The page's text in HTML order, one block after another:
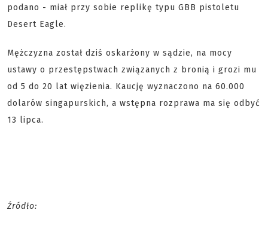
podano - miał przy sobie replikę typu GBB pistoletu
Desert Eagle.
Mężczyzna został dziś oskarżony w sądzie, na mocy
ustawy o przestępstwach związanych z bronią i grozi mu
od 5 do 20 lat więzienia. Kaucję wyznaczono na 60.000
dolarów singapurskich, a wstępna rozprawa ma się odbyć
13 lipca.
Źródło: